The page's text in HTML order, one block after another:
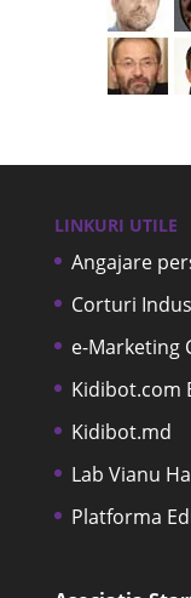
LINKURI UTILE
Angajare
Corturi
e-Marketing
Kidibot.com
Kidibot.md
Lab Vianu
Platforma